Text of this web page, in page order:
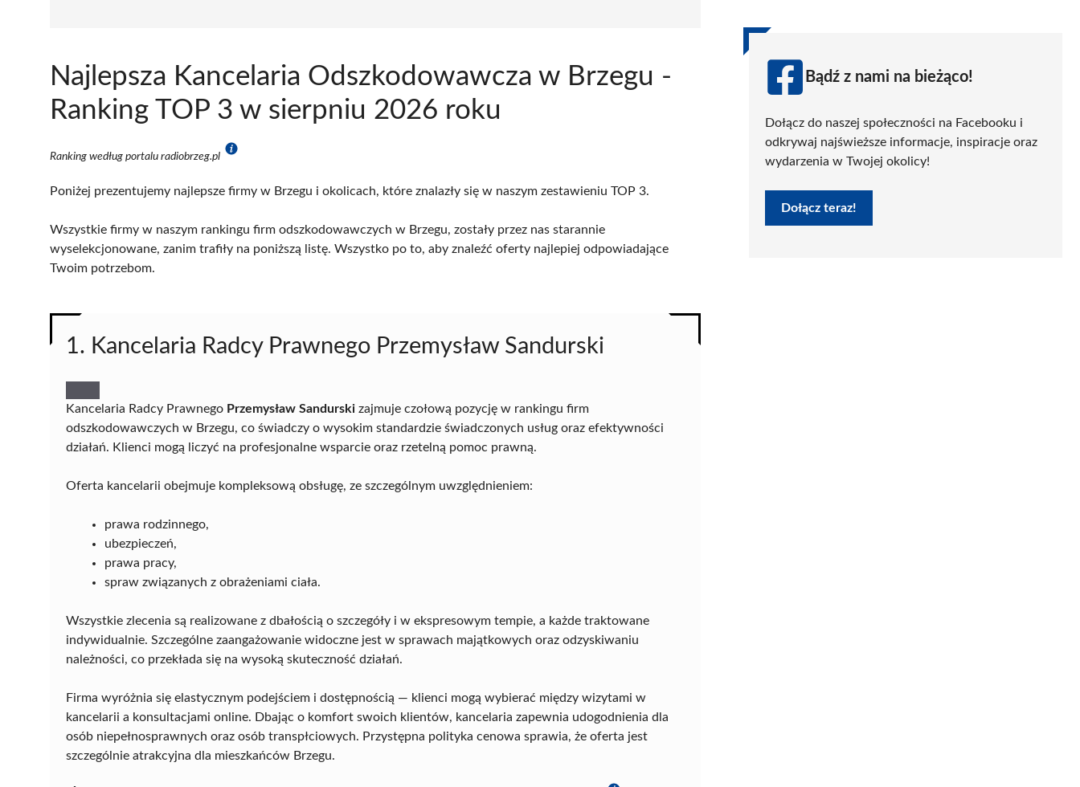
Najlepsza Kancelaria Odszkodowawcza w Brzegu -
Ranking TOP 3 w sierpniu 2026 roku
Ranking według portalu radiobrzeg.pl
Poniżej prezentujemy najlepsze firmy w Brzegu i okolicach, które znalazły się w naszym zestawieniu TOP 3.
Wszystkie firmy w naszym rankingu firm odszkodowawczych w Brzegu, zostały przez nas starannie
wyselekcjonowane, zanim trafiły na poniższą listę. Wszystko po to, aby znaleźć oferty najlepiej odpowiadające
Twoim potrzebom.
1. Kancelaria Radcy Prawnego Przemysław Sandurski
Kancelaria Radcy Prawnego Przemysław Sandurski zajmuje czołową pozycję w rankingu firm
odszkodowawczych w Brzegu, co świadczy o wysokim standardzie świadczonych usług oraz efektywności
działań. Klienci mogą liczyć na profesjonalne wsparcie oraz rzetelną pomoc prawną.
Oferta kancelarii obejmuje kompleksową obsługę, ze szczególnym uwzględnieniem:
prawa rodzinnego,
ubezpieczeń,
prawa pracy,
spraw związanych z obrażeniami ciała.
Wszystkie zlecenia są realizowane z dbałością o szczegóły i w ekspresowym tempie, a każde traktowane
indywidualnie. Szczególne zaangażowanie widoczne jest w sprawach majątkowych oraz odzyskiwaniu
należności, co przekłada się na wysoką skuteczność działań.
Firma wyróżnia się elastycznym podejściem i dostępnością — klienci mogą wybierać między wizytami w
kancelarii a konsultacjami online. Dbając o komfort swoich klientów, kancelaria zapewnia udogodnienia dla
osób niepełnosprawnych oraz osób transpłciowych. Przystępna polityka cenowa sprawia, że oferta jest
szczególnie atrakcyjna dla mieszkańców Brzegu.
Bądź z nami na bieżąco!
Dołącz do naszej społeczności na Facebooku i
odkrywaj najświeższe informacje, inspiracje oraz
wydarzenia w Twojej okolicy!
Dołącz teraz!